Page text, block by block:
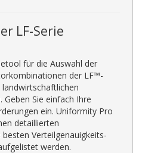
LF-Serie
für die Auswahl der
der LF™-
Sie einfach Ihre
ein. Uniformity Pro
detaillierten
Verteilgenauigkeits-
werden.